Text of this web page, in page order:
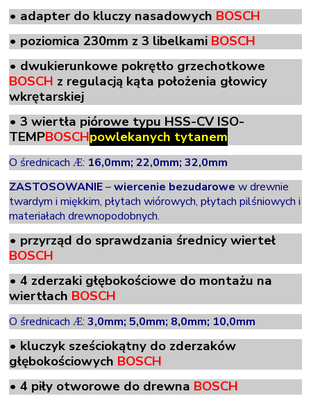
• adapter do kluczy nasadowych BOSCH
• poziomica 230mm z 3 libelkami BOSCH
• dwukierunkowe pokrętło grzechotkowe
BOSCH z regulacją kąta położenia głowicy
wkrętarskiej
• 3 wiertła piórowe typu HSS-CVISO-
TEMPBOSCHpowlekanych tytanem
O średnicachÆ: 16,0mm; 22,0mm; 32,0mm
ZASTOSOWANIE–wiercenie bezudarowe w drewnie
twardym i miękkim, płytach wiórowych, płytach pilśniowych i
materiałach drewnopodobnych.
• przyrząd do sprawdzania średnicy wierteł
BOSCH
•4 zderzaki głębokościowe do montażu na
wiertłach BOSCH
O średnicachÆ:3,0mm; 5,0mm; 8,0mm; 10,0mm
• kluczyk sześciokątny do zderzaków
głębokościowych BOSCH
•4 piły otworowe do drewna BOSCH